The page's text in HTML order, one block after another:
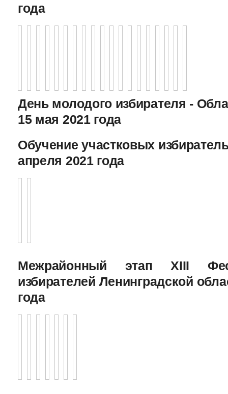
года
День молодого избирателя -
15 мая 2021 года
Обучение участковых
апреля 2021 года
Межрайонный этап XIII
избирателей Ленинградской
года